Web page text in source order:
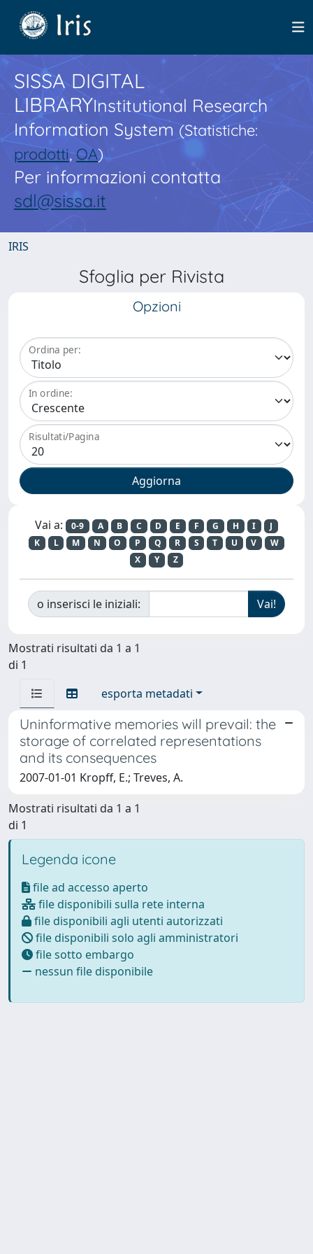
SISSA DIGITAL
LIBRARYInstitutional Research
Information System(Statistiche:
prodotti,OA)
Per informazioni contatta
sdl@sissa.it
IRIS
Sfoglia per Rivista
Opzioni
Ordina per:
In ordine:
Risultati/Pagina
Vai a: 0-9 A B C D E F G H I
J
K
L M N O P Q R S T U V
W
X
Y Z
o inserisci le iniziali:
Mostrati risultati da 1 a 1
di 1
esporta metadati
Uninformative memories will prevail: the
storage of correlated representations
and its consequences
2007-01-01 Kropff, E.; Treves, A.
Mostrati risultati da 1 a 1
di 1
Legenda icone
file ad accesso aperto
file disponibili sulla rete interna
file disponibili agli utenti autorizzati
file disponibili solo agli amministratori
file sotto embargo
nessun file disponibile